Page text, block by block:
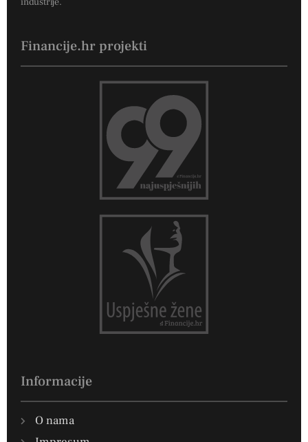
Financije.hr projekti
Informacije
O nama